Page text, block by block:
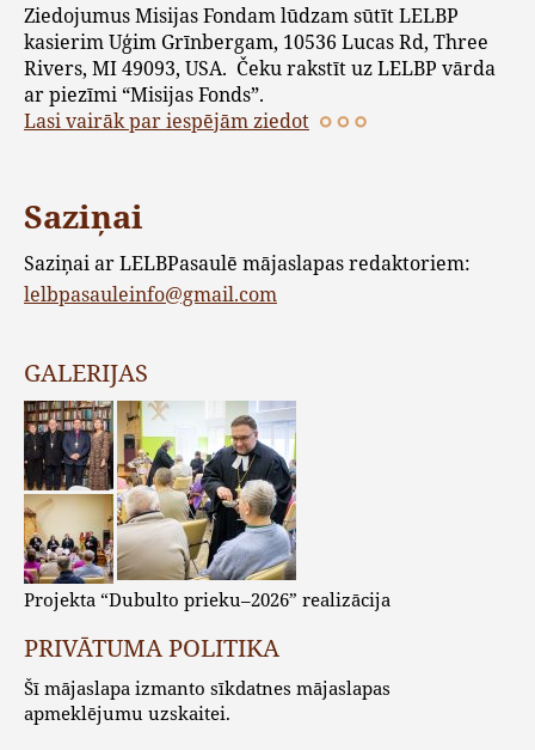
Ziedojumus Misijas Fondam lūdzam sūtīt LELBP
kasierim Uģim Grīnbergam, 10536 Lucas Rd, Three
Rivers, MI 49093, USA. Čeku rakstīt uz LELBP vārda
ar piezīmi “Misijas Fonds”.
Lasi vairāk par iespējām ziedot
Saziņai
Saziņai ar LELBPasaulē mājaslapas redaktoriem:
lelbpasauleinfo@gmail.com
GALERIJAS
Projekta “Dubulto prieku–2026” realizācija
PRIVĀTUMA POLITIKA
Šī mājaslapa izmanto sīkdatnes mājaslapas
apmeklējumu uzskaitei.